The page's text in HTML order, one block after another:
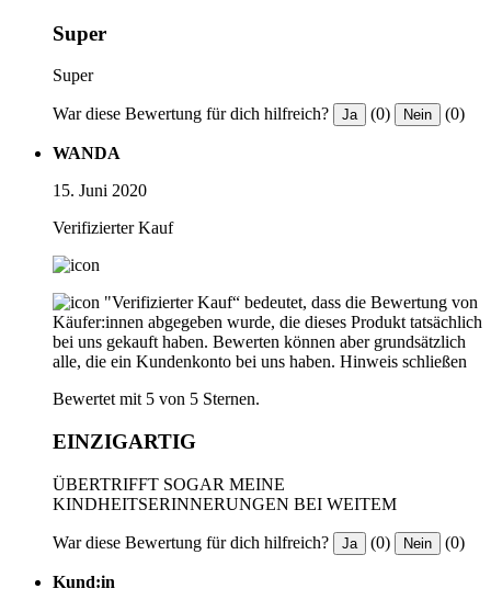
Super
Super
War diese Bewertung für dich hilfreich? Ja (0) Nein (0)
WANDA
15. Juni 2020
Verifizierter Kauf
"Verifizierter Kauf“ bedeutet, dass die Bewertung von
Käufer:innen abgegeben wurde, die dieses Produkt tatsächlich
bei uns gekauft haben. Bewerten können aber grundsätzlich
alle, die ein Kundenkonto bei uns haben. Hinweis schließen
Bewertet mit 5 von 5 Sternen.
EINZIGARTIG
ÜBERTRIFFT SOGAR MEINE
KINDHEITSERINNERUNGEN BEI WEITEM
War diese Bewertung für dich hilfreich? Ja (0) Nein (0)
Kund:in